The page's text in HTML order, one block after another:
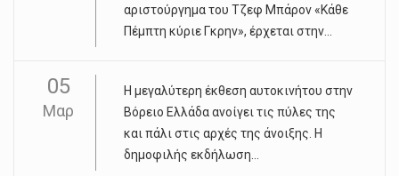
αριστούργημα του Τζεφ Μπάρον «Κάθε
Πέμπτη κύριε Γκρην», έρχεται στην...
05
Μαρ
Η μεγαλύτερη έκθεση αυτοκινήτου στην
Βόρειο Ελλάδα ανοίγει τις πύλες της
και πάλι στις αρχές της άνοιξης. Η
δημοφιλής εκδήλωση...